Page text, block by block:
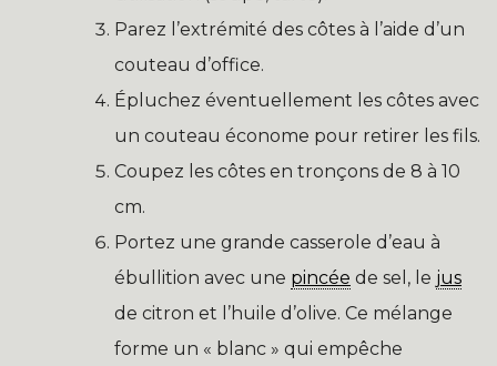
Parez l’extrémité des côtes à l’aide d’un
couteau d’office.
Épluchez éventuellement les côtes avec
un couteau économe pour retirer les fils.
Coupez les côtes en tronçons de 8 à 10
cm.
Portez une grande casserole d’eau à
ébullition avec une pincée de sel, le jus
de citron et l’huile d’olive. Ce mélange
forme un « blanc » qui empêche